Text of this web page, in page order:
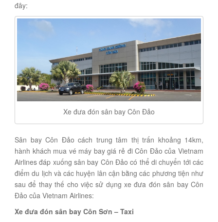
đây:
Xe đưa đón sân bay Côn Đảo
Sân bay Côn Đảo cách trung tâm thị trấn khoảng 14km,
hành khách mua vé máy bay giá rẻ đi Côn Đảo của Vietnam
Airlines đáp xuống sân bay Côn Đảo có thể di chuyển tới các
điểm du lịch và các huyện lân cận bằng các phương tiện như
sau để thay thế cho việc sử dụng xe đưa đón sân bay Côn
Đảo của Vietnam Airlines:
Xe đưa đón sân bay Côn Sơn – Taxi